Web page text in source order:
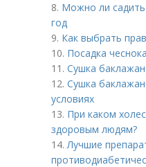
8. Можно ли садить
год
9. Как выбрать
10. Посадка
11. Сушка
12. Сушка
условиях
13. При каком
здоровым людям?
14.Лучшие